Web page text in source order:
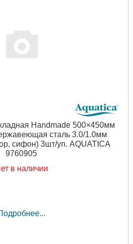
Handmade 500×450мм
сталь 3.0/1.0мм
сифон) 3шт/уп. AQUATICA
9760905
в наличии